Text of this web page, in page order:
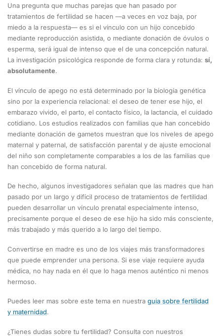
Una pregunta que muchas parejas que han pasado por
tratamientos de fertilidad se hacen —a veces en voz baja, por
miedo a la respuesta— es si el vínculo con un hijo concebido
mediante reproducción asistida, o mediante donación de óvulos o
esperma, será igual de intenso que el de una concepción natural.
La investigación psicológica responde de forma clara y rotunda: sí,
absolutamente.
El vínculo de apego no está determinado por la biología genética
sino por la experiencia relacional: el deseo de tener ese hijo, el
embarazo vivido, el parto, el contacto físico, la lactancia, el cuidado
cotidiano. Los estudios realizados con familias que han concebido
mediante donación de gametos muestran que los niveles de apego
maternal y paternal, de satisfacción parental y de ajuste emocional
del niño son completamente comparables a los de las familias que
han concebido de forma natural.
De hecho, algunos investigadores señalan que las madres que han
pasado por un largo y difícil proceso de tratamientos de fertilidad
pueden desarrollar un vínculo prenatal especialmente intenso,
precisamente porque el deseo de ese hijo ha sido más consciente,
más trabajado y más querido a lo largo del tiempo.
Convertirse en madre es uno de los viajes más transformadores
que puede emprender una persona. Si ese viaje requiere ayuda
médica, no hay nada en él que lo haga menos auténtico ni menos
hermoso.
Puedes leer mas sobre este tema en nuestra guia sobre fertilidad
y maternidad.
¿Tienes dudas sobre tu fertilidad? Consulta con nuestros